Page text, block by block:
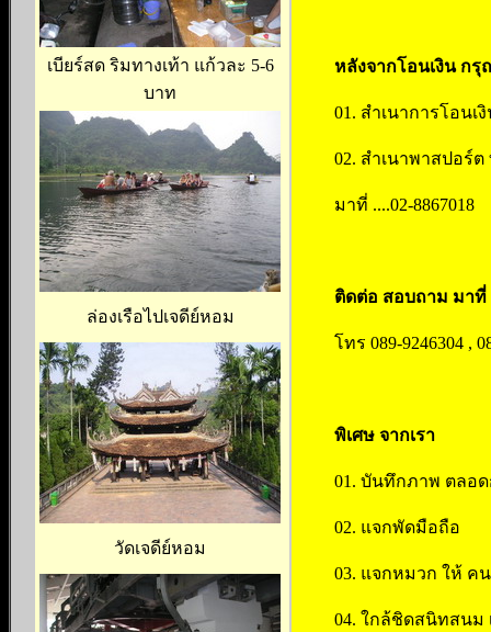
เบียร์สด ริมทางเท้า แก้วละ 5-6
บาท
ล่องเรือไปเจดีย์หอม
วัดเจดีย์หอม
หลังจากโอนเงิน ก
01. สำเนาการโอนเ
02. สำเนาพาสปอร์
มาที่ ....02-8867018
ติดต่อ สอบถาม มาที่
โทร 089-9246304 ,
พิเศษ จากเรา
01. บันทึกภาพ ตลอด
02. แจกพัดมือถือ
03. แจกหมวก ให้ ค
04. ใกล้ชิดสนิทสนม